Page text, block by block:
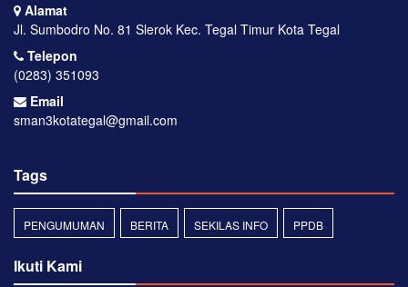
Alamat
Jl. Sumbodro No. 81 Slerok Kec. Tegal Timur Kota Tegal
Telepon
(0283) 351093
Email
sman3kotategal@gmail.com
Tags
PENGUMUMAN BERITA SEKILAS INFO PPDB
Ikuti Kami